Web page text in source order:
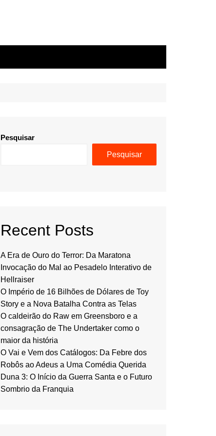
Pesquisar
Pesquisar
Recent Posts
A Era de Ouro do Terror: Da Maratona
Invocação do Mal ao Pesadelo Interativo de
Hellraiser
O Império de 16 Bilhões de Dólares de Toy
Story e a Nova Batalha Contra as Telas
O caldeirão do Raw em Greensboro e a
consagração de The Undertaker como o
maior da história
O Vai e Vem dos Catálogos: Da Febre dos
Robôs ao Adeus a Uma Comédia Querida
Duna 3: O Início da Guerra Santa e o Futuro
Sombrio da Franquia